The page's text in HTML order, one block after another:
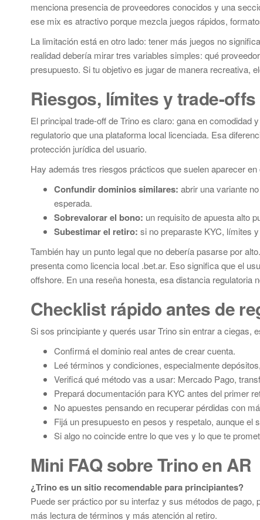
menciona presencia de proveedores conocidos y una
ese mix es atractivo porque mezcla juegos rápidos,
La limitación está en otro lado: tener más juegos no
realidad debería mirar tres variables simples: qué
presupuesto. Si tu objetivo es jugar de manera recreativa,
Riesgos, límites y trade-
El principal trade-off de Trino es claro: gana en
regulatorio que una plataforma local licenciada. Esa
protección jurídica del usuario.
Hay además tres riesgos prácticos que suelen aparecer
Confundir dominios similares: abrir una variante
esperada.
Sobrevalorar el bono: un requisito de apuesta alto
Subestimar el retiro: si no preparaste KYC, límites
También hay un punto legal que no debería pasarse por
presenta como licencia local .bet.ar. Eso significa que el
offshore. En una reseña honesta, esa distancia regulatoria
Checklist rápido antes de
Si sos principiante y querés usar Trino sin entrar a ciegas,
Confirmá el dominio real antes de crear cuenta.
Leé términos y condiciones, especialmente
Verificá qué método vas a usar: Mercado Pago,
Prepará documentación para KYC antes del primer
No apuestes pensando en recuperar pérdidas con
Fijá un presupuesto en pesos y respetalo, aunque el
Si algo no coincide entre lo que ves y lo que te
Mini FAQ sobre Trino en AR
¿Trino es un sitio recomendable para principiantes?
Puede ser práctico por su interfaz y sus métodos de
más lectura de términos y más atención al retiro.